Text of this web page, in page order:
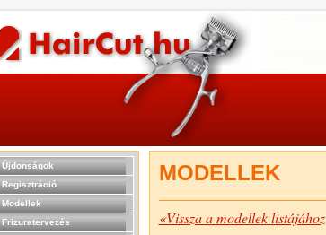
Újdonságok
Regisztráció
Modellek
Frizuratervezés
MODELLEK
«Vissza a modellek listájához